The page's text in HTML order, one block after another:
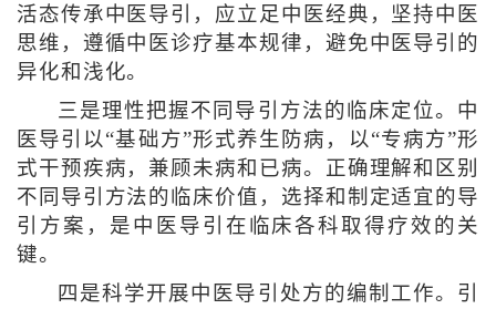
活态传承中医导引，应立足中医经典，坚持中医
思维，遵循中医诊疗基本规律，避免中医导引的
异化和浅化。
三是理性把握不同导引方法的临床定位。中
医导引以“基础方”形式养生防病，以“专病方”形
式干预疾病，兼顾未病和已病。正确理解和区别
不同导引方法的临床价值，选择和制定适宜的导
引方案，是中医导引在临床各科取得疗效的关
键。
四是科学开展中医导引处方的编制工作。引